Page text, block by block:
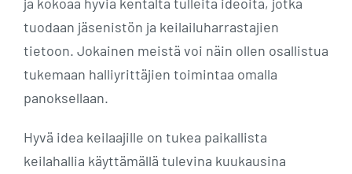
tuodaan jäsenistön ja keilailuharrastajien
tietoon. Jokainen meistä voi näin ollen osallistua
tukemaan halliyrittäjien toimintaa omalla
panoksellaan.
Hyvä idea keilaajille on tukea paikallista
keilahallia käyttämällä tulevina kuukausina